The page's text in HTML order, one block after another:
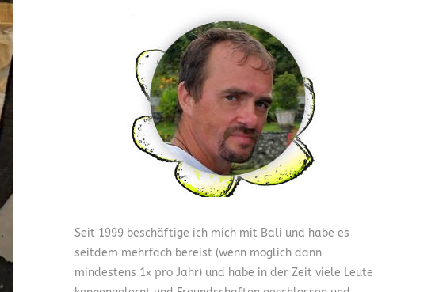
Seit 1999 beschäftige ich mich mit Bali und habe es
seitdem mehrfach bereist (wenn möglich dann
mindestens 1x pro Jahr) und habe in der Zeit viele Leute